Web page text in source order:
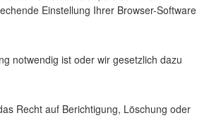
Einstellung Ihrer Browser-Software
notwendig ist oder wir gesetzlich dazu
Recht auf Berichtigung, Löschung oder